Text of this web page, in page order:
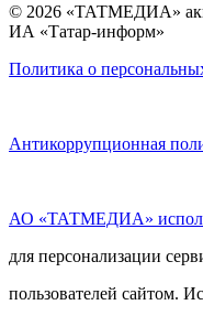
© 2026 «ТАТМЕДИА»
ИА «Татар-информ»
Политика о
Антикоррупционная
АО «ТАТМЕДИА»
для персонализации
пользователей сайтом.